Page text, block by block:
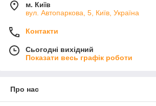
м. Київ
вул. Автопаркова, 5, Київ, Україна
Контакти
Сьогодні вихідний
Показати весь графік роботи
Про нас